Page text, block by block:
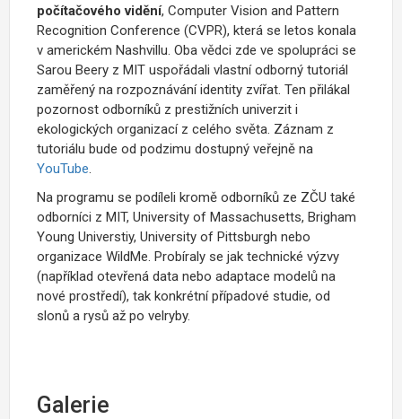
počítačového vidění, Computer Vision and Pattern
Recognition Conference (CVPR), která se letos konala
v americkém Nashvillu. Oba vědci zde ve spolupráci se
Sarou Beery z MIT uspořádali vlastní odborný tutoriál
zaměřený na rozpoznávání identity zvířat. Ten přilákal
pozornost odborníků z prestižních univerzit i
ekologických organizací z celého světa. Záznam z
tutoriálu bude od podzimu dostupný veřejně na
YouTube.
Na programu se podíleli kromě odborníků ze ZČU také
odborníci z MIT, University of Massachusetts, Brigham
Young Universtiy, University of Pittsburgh nebo
organizace WildMe. Probíraly se jak technické výzvy
(například otevřená data nebo adaptace modelů na
nové prostředí), tak konkrétní případové studie, od
slonů a rysů až po velryby.
Galerie